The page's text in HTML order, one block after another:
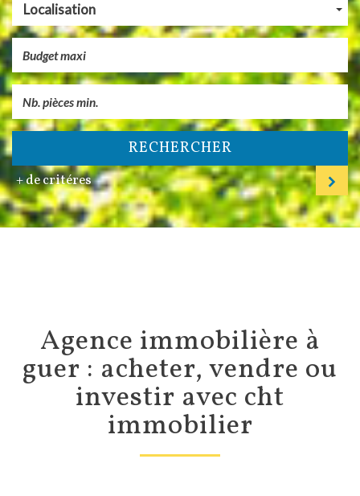
Localisation
RECHERCHER
+ de critéres
agence immobilière à
guer : acheter, vendre ou
investir avec cht
immobilier